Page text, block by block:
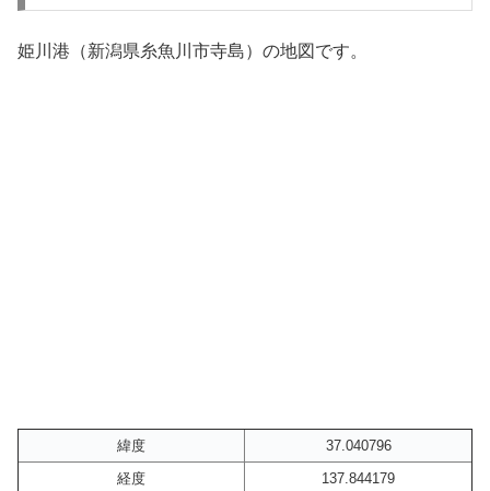
姫川港（新潟県糸魚川市寺島）の地図です。
緯度
37.040796
経度
137.844179